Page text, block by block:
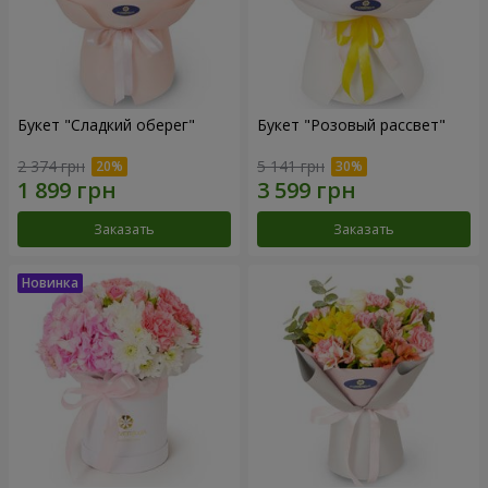
Букет "Сладкий оберег"
2 374 грн
Заказать
Букет "Розовый рассвет"
5 141 грн
Заказать